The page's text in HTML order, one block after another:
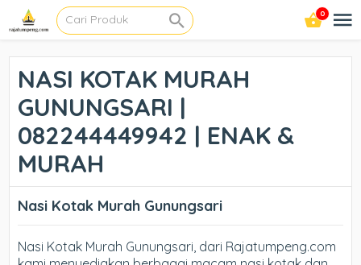
0
NASI KOTAK MURAH
GUNUNGSARI |
082244449942 | ENAK &
MURAH
Nasi Kotak Murah Gunungsari
Nasi Kotak Murah Gunungsari, dari Rajatumpeng.com